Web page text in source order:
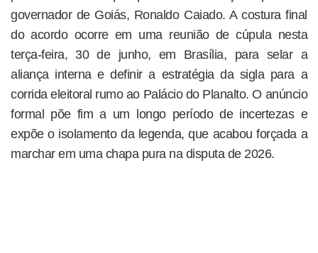
governador de Goiás, Ronaldo Caiado. A costura final
do acordo ocorre em uma reunião de cúpula nesta
terça-feira, 30 de junho, em Brasília, para selar a
aliança interna e definir a estratégia da sigla para a
corrida eleitoral rumo ao Palácio do Planalto. O anúncio
formal põe fim a um longo período de incertezas e
expõe o isolamento da legenda, que acabou forçada a
marchar em uma chapa pura na disputa de 2026.